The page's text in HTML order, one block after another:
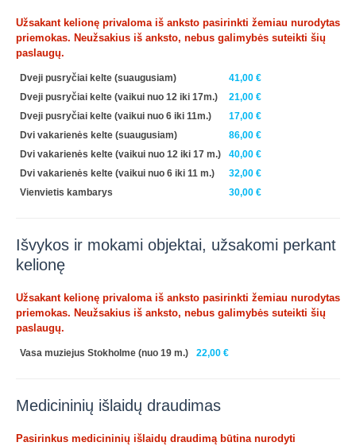
Užsakant kelionę privaloma iš anksto pasirinkti žemiau nurodytas
priemokas. Neužsakius iš anksto, nebus galimybės suteikti šių
paslaugų.
Dveji pusryčiai kelte (suaugusiam)
41,00 €
Dveji pusryčiai kelte (vaikui nuo 12 iki 17m.)
21,00 €
Dveji pusryčiai kelte (vaikui nuo 6 iki 11m.)
17,00 €
Dvi vakarienės kelte (suaugusiam)
86,00 €
Dvi vakarienės kelte (vaikui nuo 12 iki 17 m.)
40,00 €
Dvi vakarienės kelte (vaikui nuo 6 iki 11 m.)
32,00 €
Vienvietis kambarys
30,00 €
Išvykos ir mokami objektai, užsakomi perkant
kelionę
Užsakant kelionę privaloma iš anksto pasirinkti žemiau nurodytas
priemokas. Neužsakius iš anksto, nebus galimybės suteikti šių
paslaugų.
Vasa muziejus Stokholme (nuo 19 m.) 22,00 €
Medicininių išlaidų draudimas
Pasirinkus medicininių išlaidų draudimą būtina nurodyti